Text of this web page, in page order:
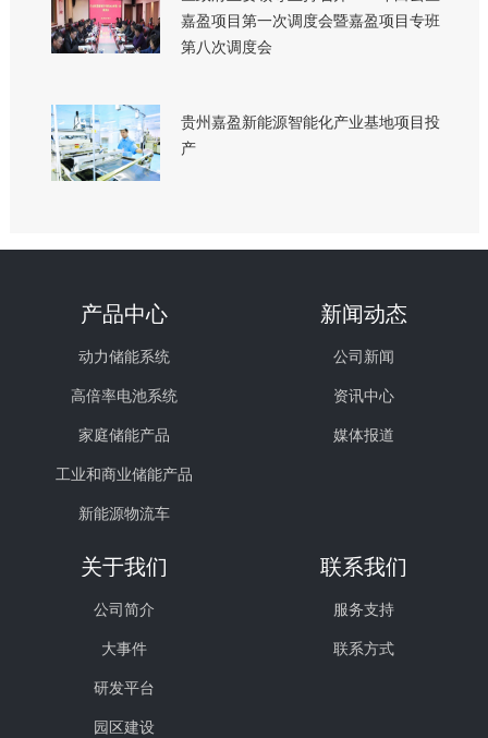
嘉盈项目第一次调度会暨嘉盈项目专班
第八次调度会
贵州嘉盈新能源智能化产业基地项目投
产
产品中心
动力储能系统
高倍率电池系统
家庭储能产品
工业和商业储能产品
新能源物流车
新闻动态
公司新闻
资讯中心
媒体报道
关于我们
公司简介
大事件
研发平台
园区建设
联系我们
服务支持
联系方式